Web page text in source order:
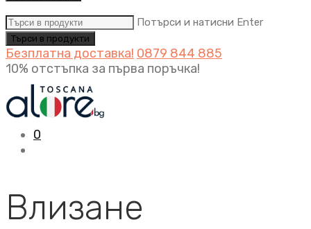
Потърси и натисни Enter
Безплатна доставка! 0879 844 885
10% отстъпка за първа поръчка!
0
Влизане